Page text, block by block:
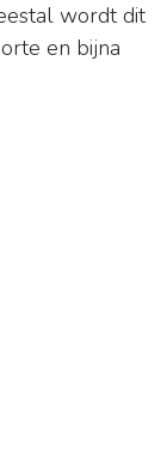
wordt dit
en bijna